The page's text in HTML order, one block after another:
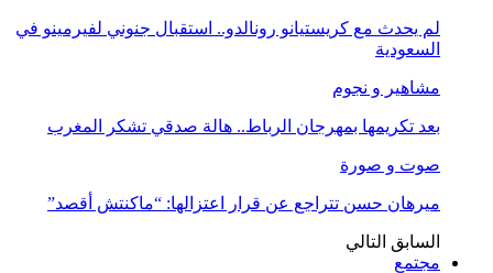
لم يحدث مع كريستيانو رونالدو.. استقبال جنوني لفيرمينو في
السعودية
مشاهير و نجوم
بعد تكريمها بمهرجان الرباط.. هالة صدقي تشكر المغرب
صوت و صورة
ميرهان حسن تتراجع عن قرار اعتزالها: “ماكنتش أقصد”
السابق التالي
مجتمع